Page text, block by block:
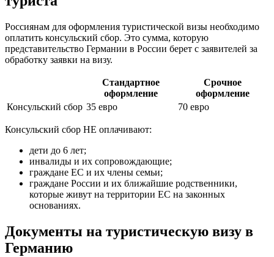
Россиянам для оформления туристической визы необходимо
оплатить консульский сбор. Это сумма, которую
представительство Германии в России берет с заявителей за
обработку заявки на визу.
Стандартное
оформление
Срочное
оформление
Консульский сбор 35 евро 70 евро
Консульский сбор НЕ оплачивают:
дети до 6 лет;
инвалиды и их сопровождающие;
граждане ЕС и их члены семьи;
граждане России и их ближайшие родственники,
которые живут на территории ЕС на законных
основаниях.
Документы на туристическую визу в
Германию